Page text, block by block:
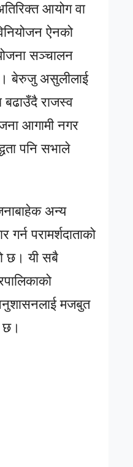
आयोग वा
ऐनको
सञ्चालन
बेरुजु असुलीलाई
राजस्व
आगामी नगर
पनि सभाले
अन्य
परामर्शदाताको
छ। यी सबै
मजबुत
छ।